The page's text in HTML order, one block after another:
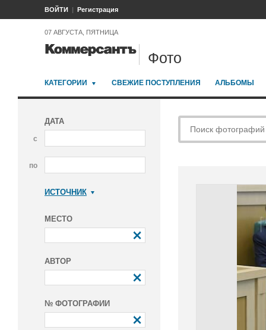
ВОЙТИ Регистрация
07 АВГУСТА, ПЯТНИЦА
Фото
КАТЕГОРИИ СВЕЖИЕ ПОСТУПЛЕНИЯ АЛЬБОМЫ
ДАТА
с
по
ИСТОЧНИК
МЕСТО
АВТОР
№ ФОТОГРАФИИ